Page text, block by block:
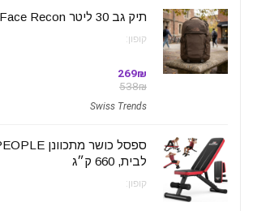
תיק גב 30 ליטר The North Face Recon
קופון:
269₪
538₪
Swiss Trends
לבית, 660 ק״ג
קופון: